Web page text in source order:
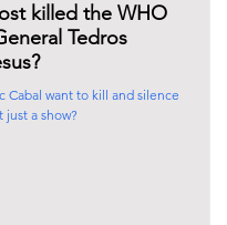
killed the WHO
Tedros
Cabal want to kill and silence
just a show?